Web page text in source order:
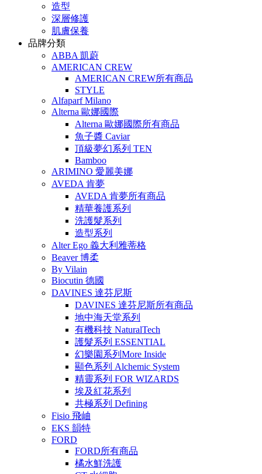
造型
深層修護
肌膚保養
品牌分類
ABBA 凱蔚
AMERICAN CREW
AMERICAN CREW所有商品
STYLE
Alfaparf Milano
Alterna 歐娜國際
Alterna 歐娜國際所有商品
魚子醬 Caviar
頂級夢幻系列 TEN
Bamboo
ARIMINO 愛麗美娜
AVEDA 肯夢
AVEDA 肯夢所有商品
精華養護系列
洗護髮系列
造型系列
Alter Ego 義大利雅蒂格
Beaver 博柔
By Vilain
Biocutin 德國
DAVINES 達芬尼斯
DAVINES 達芬尼斯所有商品
地中海天堂系列
有機科技 NaturalTech
護髮系列 ESSENTIAL
幻樂園系列More Inside
顯色系列 Alchemic System
精靈系列 FOR WIZARDS
埃及紅花系列
共極系列 Defining
Fisio 飛岫
EKS 韻特
FORD
FORD所有商品
橘水鮮洗護